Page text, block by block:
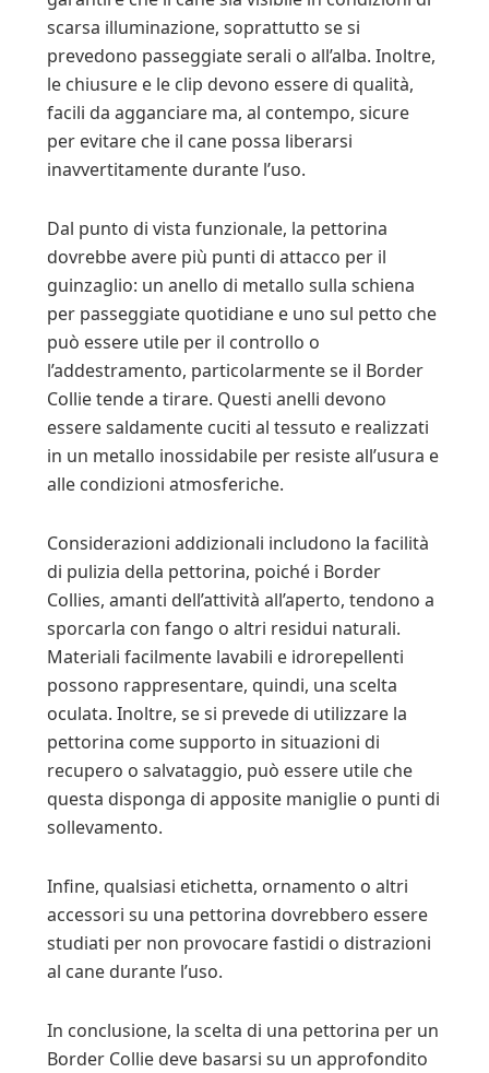
scarsa illuminazione, soprattutto se si
prevedono passeggiate serali o all’alba. Inoltre,
le chiusure e le clip devono essere di qualità,
facili da agganciare ma, al contempo, sicure
per evitare che il cane possa liberarsi
inavvertitamente durante l’uso.
Dal punto di vista funzionale, la pettorina
dovrebbe avere più punti di attacco per il
guinzaglio: un anello di metallo sulla schiena
per passeggiate quotidiane e uno sul petto che
può essere utile per il controllo o
l’addestramento, particolarmente se il Border
Collie tende a tirare. Questi anelli devono
essere saldamente cuciti al tessuto e realizzati
in un metallo inossidabile per resiste all’usura e
alle condizioni atmosferiche.
Considerazioni addizionali includono la facilità
di pulizia della pettorina, poiché i Border
Collies, amanti dell’attività all’aperto, tendono a
sporcarla con fango o altri residui naturali.
Materiali facilmente lavabili e idrorepellenti
possono rappresentare, quindi, una scelta
oculata. Inoltre, se si prevede di utilizzare la
pettorina come supporto in situazioni di
recupero o salvataggio, può essere utile che
questa disponga di apposite maniglie o punti di
sollevamento.
Infine, qualsiasi etichetta, ornamento o altri
accessori su una pettorina dovrebbero essere
studiati per non provocare fastidi o distrazioni
al cane durante l’uso.
In conclusione, la scelta di una pettorina per un
Border Collie deve basarsi su un approfondito